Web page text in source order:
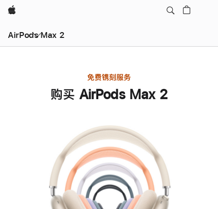
Apple
AirPods Max 2
免费镌刻服务
购买 AirPods Max 2